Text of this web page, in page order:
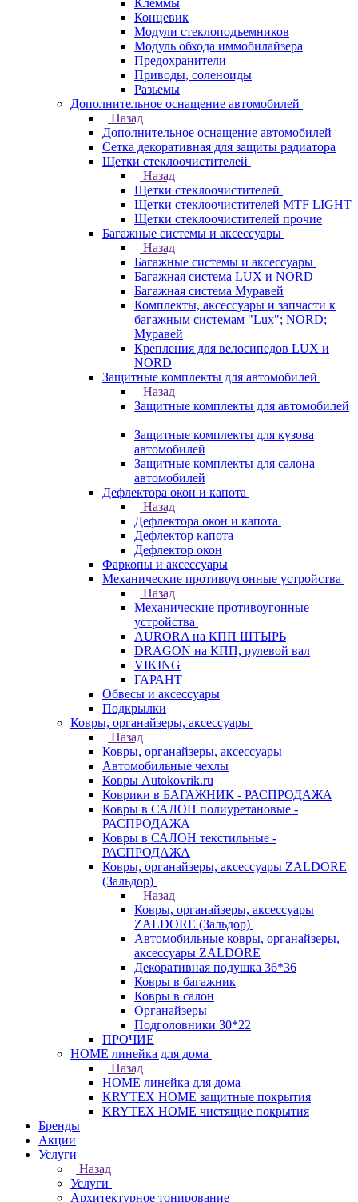
Клеммы
Концевик
Модули стеклоподъемников
Модуль обхода иммобилайзера
Предохранители
Приводы, соленоиды
Разьемы
Дополнительное оснащение автомобилей
Назад
Дополнительное оснащение автомобилей
Сетка декоративная для защиты радиатора
Щетки стеклоочистителей
Назад
Щетки стеклоочистителей
Щетки стеклоочистителей MTF LIGHT
Щетки стеклоочистителей прочие
Багажные системы и аксессуары
Назад
Багажные системы и аксессуары
Багажная система LUX и NORD
Багажная система Муравей
Комплекты, аксессуары и запчасти к
багажным системам "Lux"; NORD;
Муравей
Крепления для велосипедов LUX и
NORD
Защитные комплекты для автомобилей
Назад
Защитные комплекты для автомобилей
Защитные комплекты для кузова
автомобилей
Защитные комплекты для салона
автомобилей
Дефлектора окон и капота
Назад
Дефлектора окон и капота
Дефлектор капота
Дефлектор окон
Фаркопы и аксессуары
Механические противоугонные устройства
Назад
Механические противоугонные
устройства
AURORA на КПП ШТЫРЬ
DRAGON на КПП, рулевой вал
VIKING
ГАРАНТ
Обвесы и аксессуары
Подкрылки
Ковры, органайзеры, аксессуары
Назад
Ковры, органайзеры, аксессуары
Автомобильные чехлы
Ковры Autokovrik.ru
Коврики в БАГАЖНИК - РАСПРОДАЖА
Ковры в САЛОН полиуретановые -
РАСПРОДАЖА
Ковры в САЛОН текстильные -
РАСПРОДАЖА
Ковры, органайзеры, аксессуары ZALDORE
(Зальдор)
Назад
Ковры, органайзеры, аксессуары
ZALDORE (Зальдор)
Автомобильные ковры, органайзеры,
аксессуары ZALDORE
Декоративная подушка 36*36
Ковры в багажник
Ковры в салон
Органайзеры
Подголовники 30*22
ПРОЧИЕ
HOME линейка для дома
Назад
HOME линейка для дома
KRYTEX HOME защитные покрытия
KRYTEX HOME чистящие покрытия
Бренды
Акции
Услуги
Назад
Услуги
Архитектурное тонирование